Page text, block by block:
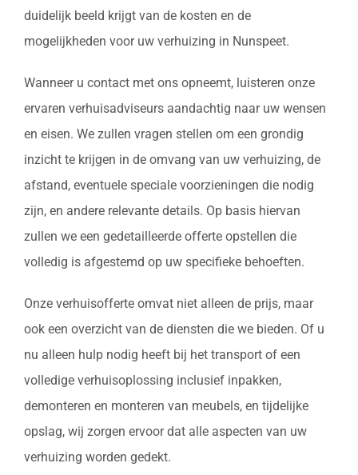
duidelijk beeld krijgt van de kosten en de
mogelijkheden voor uw verhuizing in Nunspeet.
Wanneer u contact met ons opneemt, luisteren onze
ervaren verhuisadviseurs aandachtig naar uw wensen
en eisen. We zullen vragen stellen om een grondig
inzicht te krijgen in de omvang van uw verhuizing, de
afstand, eventuele speciale voorzieningen die nodig
zijn, en andere relevante details. Op basis hiervan
zullen we een gedetailleerde offerte opstellen die
volledig is afgestemd op uw specifieke behoeften.
Onze verhuisofferte omvat niet alleen de prijs, maar
ook een overzicht van de diensten die we bieden. Of u
nu alleen hulp nodig heeft bij het transport of een
volledige verhuisoplossing inclusief inpakken,
demonteren en monteren van meubels, en tijdelijke
opslag, wij zorgen ervoor dat alle aspecten van uw
verhuizing worden gedekt.